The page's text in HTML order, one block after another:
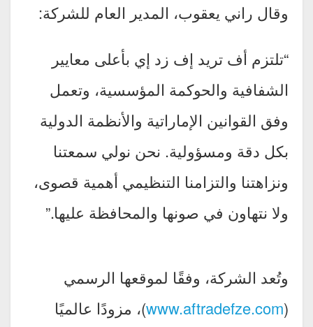
وقال راني يعقوب، المدير العام للشركة:
“تلتزم أف تريد إف زد إي بأعلى معايير
الشفافية والحوكمة المؤسسية، وتعمل
وفق القوانين الإماراتية والأنظمة الدولية
بكل دقة ومسؤولية. نحن نولي سمعتنا
ونزاهتنا والتزامنا التنظيمي أهمية قصوى،
ولا نتهاون في صونها والمحافظة عليها.”
وتُعد الشركة، وفقًا لموقعها الرسمي
(
www.aftradefze.com)، مزودًا عالميًا